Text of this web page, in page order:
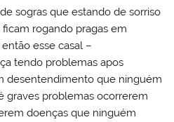
sogras que estando de sorriso
rogando pragas em
esse casal –
tendo problemas apos
desentendimento que ninguém
graves problemas ocorrerem
doenças que ninguém